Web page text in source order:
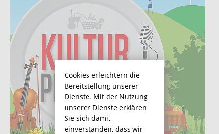
Cookies erleichtern die
Bereitstellung unserer
Dienste. Mit der Nutzung
unserer Dienste erklären
Sie sich damit
einverstanden, dass wir